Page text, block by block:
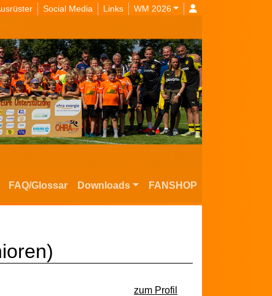
Social Media Links WM 2026
FAQ/Glossar Downloads FANSHOP
zum Profil